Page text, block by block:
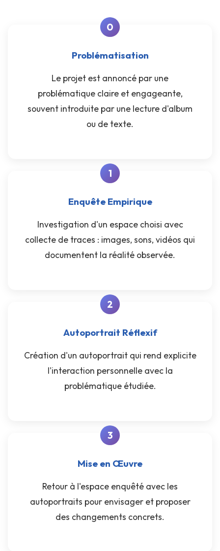
Problématisation
Le projet est annoncé par une
problématique claire et engageante,
souvent introduite par une lecture d'album
ou de texte.
Enquête Empirique
Investigation d'un espace choisi avec
collecte de traces : images, sons, vidéos qui
documentent la réalité observée.
Autoportrait Réflexif
Création d'un autoportrait qui rend explicite
l'interaction personnelle avec la
problématique étudiée.
Mise en Œuvre
Retour à l'espace enquêté avec les
autoportraits pour envisager et proposer
des changements concrets.